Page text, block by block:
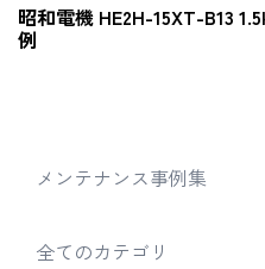
昭和電機 HE2H-15XT-B13
例
メンテナンス事例集
全てのカテゴリ